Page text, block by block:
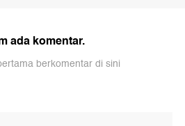
ada komentar.
berkomentar di sini